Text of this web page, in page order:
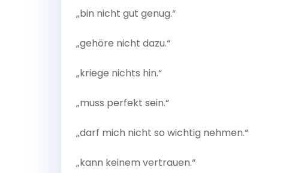
„bin nicht gut genug.“
„gehöre nicht dazu.“
„kriege nichts hin.“
„muss perfekt sein.“
„darf mich nicht so wichtig nehmen.“
„kann keinem vertrauen.“